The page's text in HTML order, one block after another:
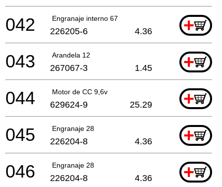
Engranaje interno 67 +
042 226205-6 4.36
Arandela 12 +
043 267067-3 1.45
Motor de CC 9,6v +
044 629624-9 25.29
Engranaje 28 +
045 226204-8 4.36
Engranaje 28 +
046 226204-8 4.36